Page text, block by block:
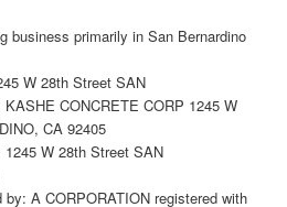
business primarily in San Bernardino
W 28th Street SAN
CONCRETE CORP 1245 W
CA 92405
W 28th Street SAN
A CORPORATION registered with